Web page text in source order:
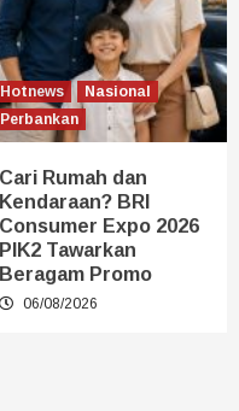
Hotnews
Nasional
Perbankan
Cari Rumah dan
Kendaraan? BRI
Consumer Expo 2026
PIK2 Tawarkan
Beragam Promo
06/08/2026